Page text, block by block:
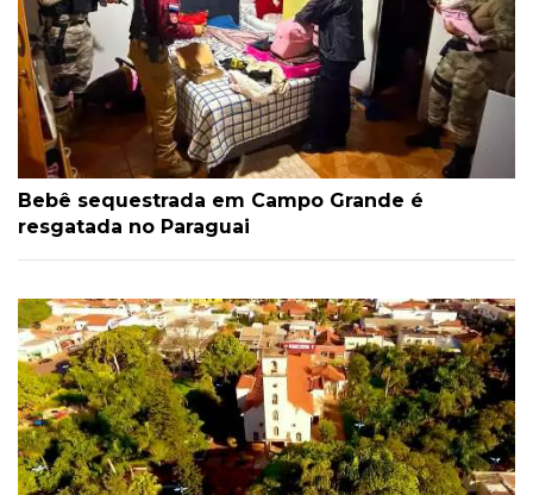
Bebê sequestrada em Campo Grande é
resgatada no Paraguai